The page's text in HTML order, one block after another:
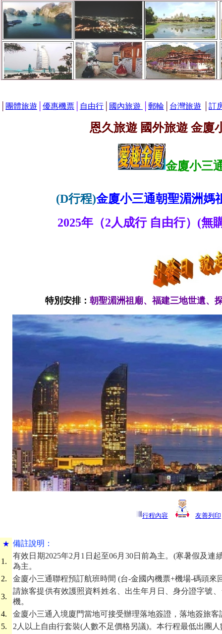
團體旅遊 優惠機票 自由行 國內旅遊 郵輪 台灣旅遊 訂
恩久旅遊 國外旅遊 金廈
金廈小三
(D行程)金廈小三通朝聖湄洲媽
2025年（2人成行 自由行）(無
特別安排： 朝聖湄洲祖廟、福建三地世遺、
行程內容 友善列印
★ 備註說明：
1.
有效日期2025年2月1日起至06月30日前為主。(寒暑假及
為主。
2.
金廈小三通聯程預訂航班時間 (台-金國內機票+機場-碼頭來
3.
請旅客提供有效護照資料姓名、出生年月日、身分證字號
機。
4.
金廈小三通入境廈門當地可接受辦理落地簽證，落地簽旅
5.
2人以上自由行套裝(人數不足價格另議)。本行程最低出團